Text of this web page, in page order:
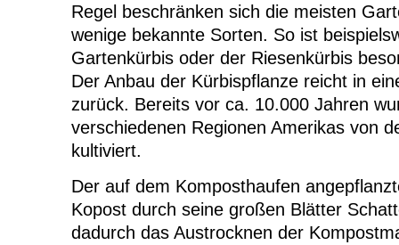
Regel beschränken sich die meisten
wenige bekannte Sorten. So ist
Gartenkürbis oder der Riesenkürbis
Der Anbau der Kürbispflanze reicht in
zurück. Bereits vor ca. 10.000 Jahren
verschiedenen Regionen Amerikas von
kultiviert.
Der auf dem Komposthaufen
Kopost durch seine großen Blätter
dadurch das Austrocknen der